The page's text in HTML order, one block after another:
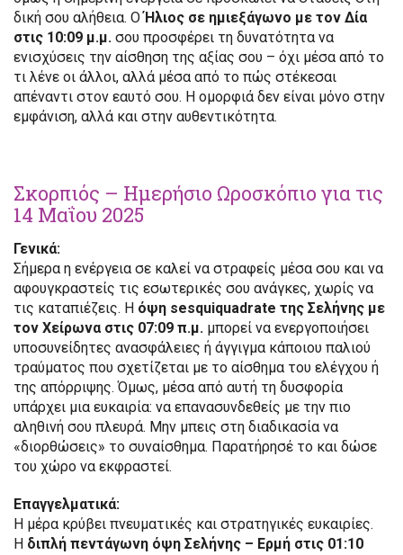
δική σου αλήθεια. ΟΉλιος σε ημιεξάγωνο με τον Δία
στις 10:09 μ.μ. σου προσφέρει τη δυνατότητα να
ενισχύσεις την αίσθηση της αξίας σου – όχι μέσα από το
τι λένε οι άλλοι, αλλά μέσα από το πώς στέκεσαι
απέναντι στον εαυτό σου. Η ομορφιά δεν είναι μόνο στην
εμφάνιση, αλλά και στην αυθεντικότητα.
Σκορπιός – Ημερήσιο Ωροσκόπιο για τις
14 Μαΐου 2025
Γενικά:
Σήμερα η ενέργεια σε καλεί να στραφείς μέσα σου και να
αφουγκραστείς τις εσωτερικές σου ανάγκες, χωρίς να
τις καταπιέζεις. Η όψη sesquiquadrate της Σελήνης με
τον Χείρωνα στις 07:09 π.μ. μπορεί να ενεργοποιήσει
υποσυνείδητες ανασφάλειες ή άγγιγμα κάποιου παλιού
τραύματος που σχετίζεται με το αίσθημα του ελέγχου ή
της απόρριψης. Όμως, μέσα από αυτή τη δυσφορία
υπάρχει μια ευκαιρία: να επανασυνδεθείς με την πιο
αληθινή σου πλευρά. Μην μπεις στη διαδικασία να
«διορθώσεις» το συναίσθημα. Παρατήρησέ το και δώσε
του χώρο να εκφραστεί.
Επαγγελματικά:
Η μέρα κρύβει πνευματικές και στρατηγικές ευκαιρίες.
Η διπλή πεντάγωνη όψη Σελήνης – Ερμή στις 01:10